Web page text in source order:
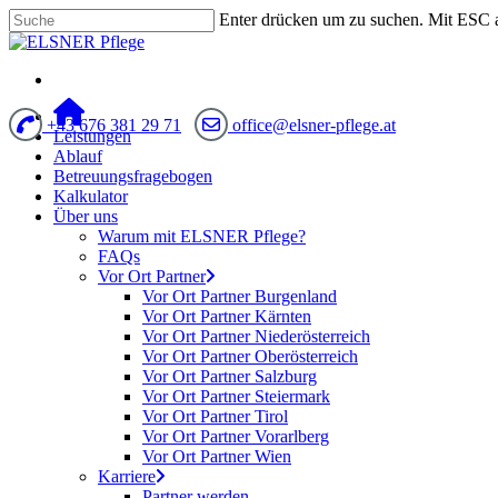
Enter drücken um zu suchen. Mit ESC
+43 676 381 29 71 office@elsner-pflege.at
Leistungen
Ablauf
Betreuungsfragebogen
Kalkulator
Über uns
Warum mit ELSNER Pflege?
FAQs
Vor Ort Partner
Vor Ort Partner Burgenland
Vor Ort Partner Kärnten
Vor Ort Partner Niederösterreich
Vor Ort Partner Oberösterreich
Vor Ort Partner Salzburg
Vor Ort Partner Steiermark
Vor Ort Partner Tirol
Vor Ort Partner Vorarlberg
Vor Ort Partner Wien
Karriere